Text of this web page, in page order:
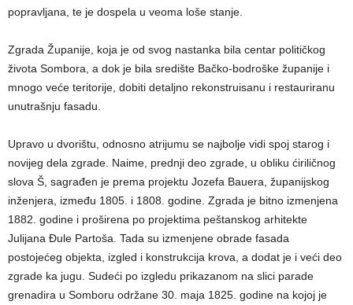
popravljana, te je dospela u veoma loše stanje.
Zgrada Županije, koja je od svog nastanka bila centar političkog
života Sombora, a dok je bila središte Bačko-bodroške županije i
mnogo veće teritorije, dobiti detaljno rekonstruisanu i restauriranu
unutrašnju fasadu.
Upravo u dvorištu, odnosno atrijumu se najbolje vidi spoj starog i
novijeg dela zgrade. Naime, prednji deo zgrade, u obliku ćiriličnog
slova Š, sagrađen je prema projektu Jozefa Bauera, županijskog
inženjera, između 1805. i 1808. godine. Zgrada je bitno izmenjena
1882. godine i proširena po projektima peštanskog arhitekte
Julijana Ðule Partoša. Tada su izmenjene obrade fasada
postojećeg objekta, izgled i konstrukcija krova, a dodat je i veći deo
zgrade ka jugu. Sudeći po izgledu prikazanom na slici parade
grenadira u Somboru održane 30. maja 1825. godine na kojoj je